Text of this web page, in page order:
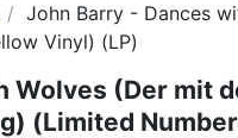
John Barry - Dances
Vinyl) (LP)
Wolves (Der mit
(Limited